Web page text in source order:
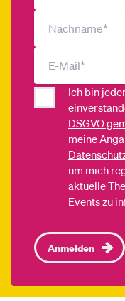
Ich bin
DSGVO
meine
um mich
aktuelle
Events zu
Anmelden